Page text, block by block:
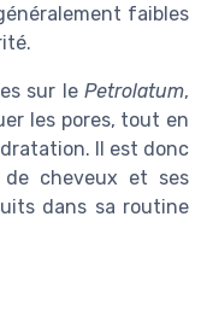
faibles
sur le Petrolatum,
les pores, tout en
Il est donc
cheveux et ses
dans sa routine